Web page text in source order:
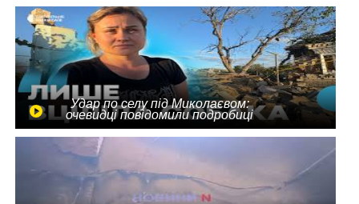
Удар по селу під Миколаєвом:
очевидці повідомили подробиці